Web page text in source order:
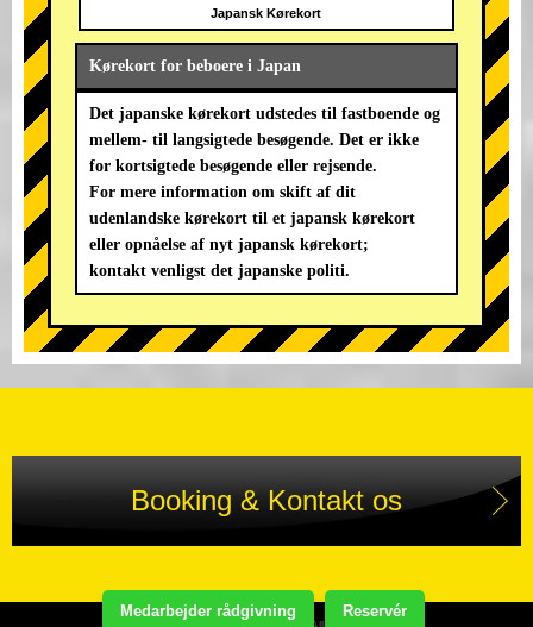
Medarbejder rådgivning Reservér
Japansk Kørekort
Kørekort for beboere i Japan
Det japanske kørekort udstedes til fastboende og
mellem- til langsigtede besøgende. Det er ikke
for kortsigtede besøgende eller rejsende.
For mere information om skift af dit
udenlandske kørekort til et japansk kørekort
eller opnåelse af nyt japansk kørekort;
kontakt venligst det japanske politi.
Booking & Kontakt os